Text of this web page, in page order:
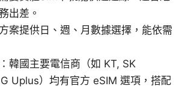
出差。
案提供日、週、月數據選擇，能依需
韓國主要電信商（如 KT, SK
Uplus）均有官方 eSIM 選項，搭配